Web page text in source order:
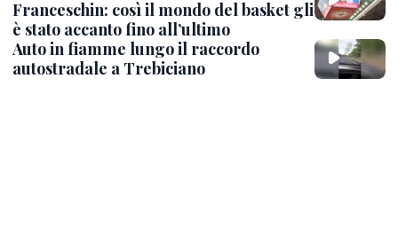
Franceschin: così il mondo del basket gli
è stato accanto fino all’ultimo
Auto in fiamme lungo il raccordo
autostradale a Trebiciano